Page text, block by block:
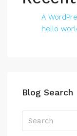
A
hello
Blog Search